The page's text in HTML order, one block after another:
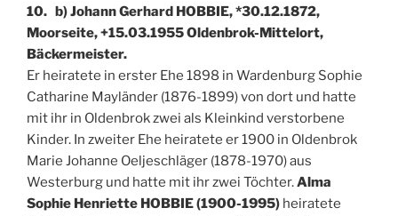
10. b) Johann Gerhard HOBBIE, *30.12.1872,
Moorseite, +15.03.1955 Oldenbrok-Mittelort,
Bäckermeister.
Er heiratete in erster Ehe 1898 in Wardenburg Sophie
Catharine Mayländer (1876-1899) von dort und hatte
mit ihr in Oldenbrok zwei als Kleinkind verstorbene
Kinder. In zweiter Ehe heiratete er 1900 in Oldenbrok
Marie Johanne Oeljeschläger (1878-1970) aus
Westerburg und hatte mit ihr zwei Töchter.Alma
Sophie Henriette HOBBIE (1900-1995) heiratete